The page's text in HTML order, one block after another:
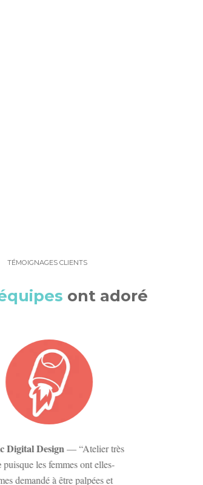
TÉMOIGNAGES CLIENTS
ont adoré
Digital Design— “Atelier très
puisque les femmes ont elles-
demandé à être palpées et